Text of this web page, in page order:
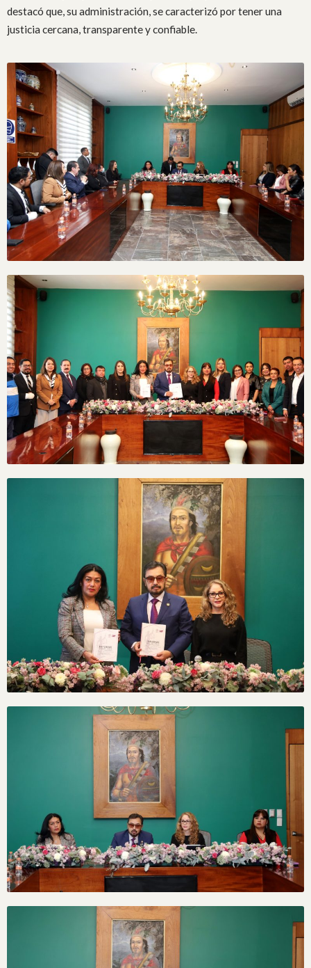
destacó que, su administración, se caracterizó por tener una
justicia cercana, transparente y confiable.